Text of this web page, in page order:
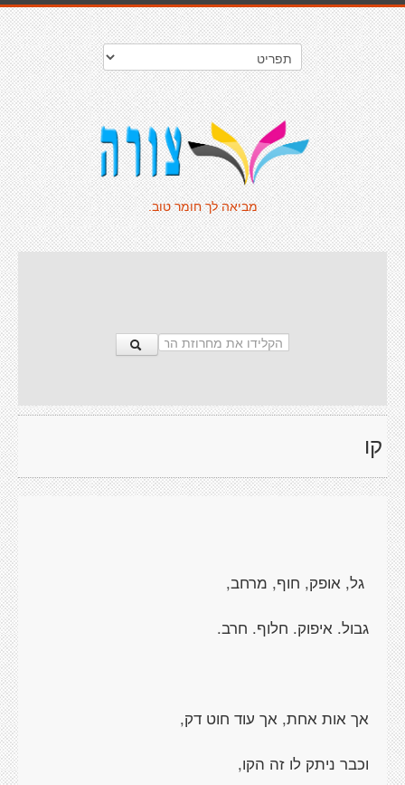
מביאה לך חומר טוב.
קו
גל, אופק, חוף, מרחב,
גבול. איפוק. חלוף. חרב.
אך אות אחת, אך עוד חוט דק,
וכבר ניתק לו זה הקו,